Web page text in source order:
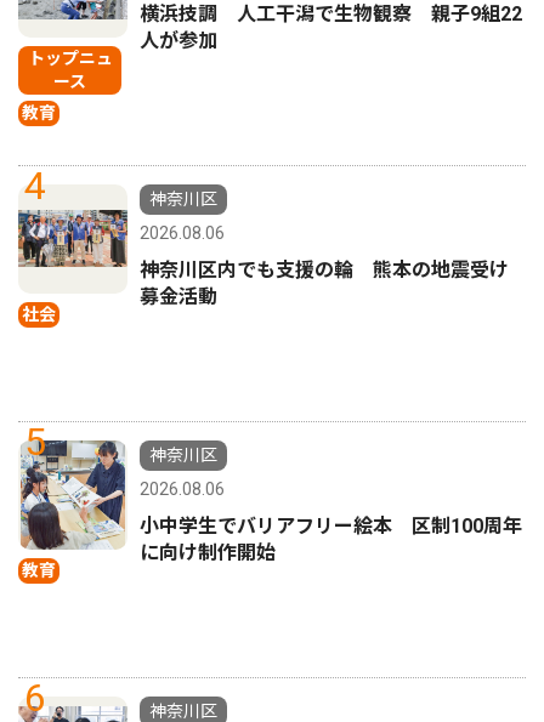
トップニュ
ース
教育
横浜技調 人工干潟で生物観察 親子9組22
人が参加
4
社会
神奈川区
2026.08.06
神奈川区内でも支援の輪 熊本の地震受け
募金活動
5
教育
神奈川区
2026.08.06
小中学生でバリアフリー絵本 区制100周年
に向け制作開始
6
神奈川区